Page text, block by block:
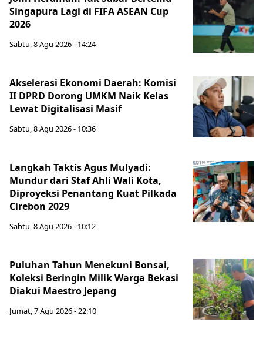
Singapura Lagi di FIFA ASEAN Cup
2026
Sabtu, 8 Agu 2026 - 14:24
Akselerasi Ekonomi Daerah: Komisi
II DPRD Dorong UMKM Naik Kelas
Lewat Digitalisasi Masif
Sabtu, 8 Agu 2026 - 10:36
Langkah Taktis Agus Mulyadi:
Mundur dari Staf Ahli Wali Kota,
Diproyeksi Penantang Kuat Pilkada
Cirebon 2029
Sabtu, 8 Agu 2026 - 10:12
Puluhan Tahun Menekuni Bonsai,
Koleksi Beringin Milik Warga Bekasi
Diakui Maestro Jepang
Jumat, 7 Agu 2026 - 22:10